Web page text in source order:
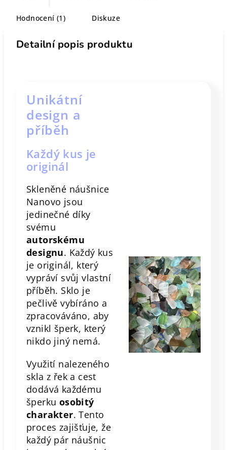
Hodnocení (1) Diskuze
Detailní popis produktu
Unikátní
design a
příběh
Každý kus je
originál
Skleněné náušnice
Nanovo jsou
jedinečné díky
svému
autorskému
designu. Každý kus
je originál, který
vypráví svůj vlastní
příběh. Sklo je
pečlivě vybíráno a
zpracováváno, aby
vznikl šperk, který
nikdo jiný nemá.
Využití nalezeného
skla z řek a cest
dodává každému
šperku osobitý
charakter. Tento
proces zajišťuje, že
každý pár náušnic